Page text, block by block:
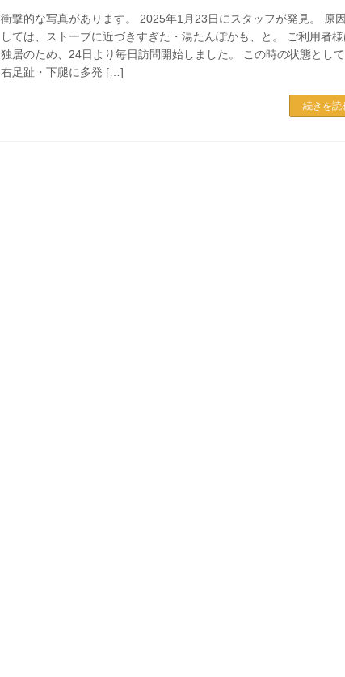
衝撃的な写真があります。 2025年1月23日にスタッフが発見。 原
しては、ストーブに近づきすぎた・湯たんぽかも、と。 ご利用者様
独居のため、24日より毎日訪問開始しました。 この時の状態として
右足趾・下腿に多発 […]
続きを読